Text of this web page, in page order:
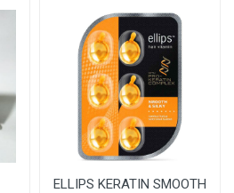
ELLIPS KERATIN SMOOTH